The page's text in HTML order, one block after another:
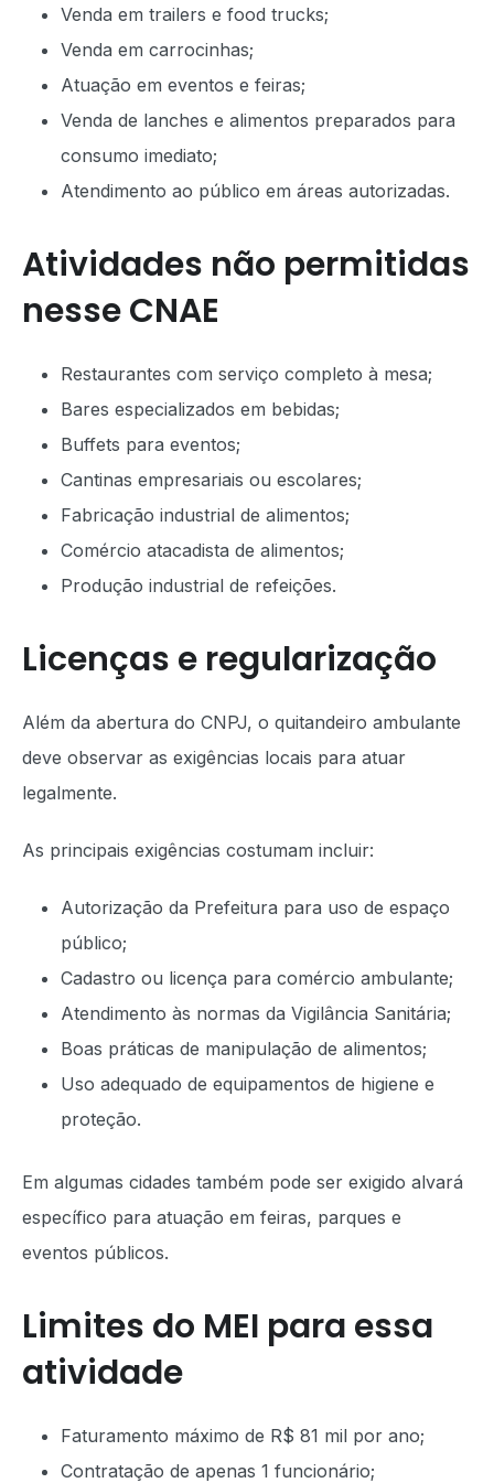
Venda em trailers e food trucks;
Venda em carrocinhas;
Atuação em eventos e feiras;
Venda de lanches e alimentos preparados para
consumo imediato;
Atendimento ao público em áreas autorizadas.
Atividades não permitidas
nesse CNAE
Restaurantes com serviço completo à mesa;
Bares especializados em bebidas;
Buffets para eventos;
Cantinas empresariais ou escolares;
Fabricação industrial de alimentos;
Comércio atacadista de alimentos;
Produção industrial de refeições.
Licenças e regularização
Além da abertura do CNPJ, o quitandeiro ambulante
deve observar as exigências locais para atuar
legalmente.
As principais exigências costumam incluir:
Autorização da Prefeitura para uso de espaço
público;
Cadastro ou licença para comércio ambulante;
Atendimento às normas da Vigilância Sanitária;
Boas práticas de manipulação de alimentos;
Uso adequado de equipamentos de higiene e
proteção.
Em algumas cidades também pode ser exigido alvará
específico para atuação em feiras, parques e
eventos públicos.
Limites do MEI para essa
atividade
Faturamento máximo de R$ 81 mil por ano;
Contratação de apenas 1 funcionário;